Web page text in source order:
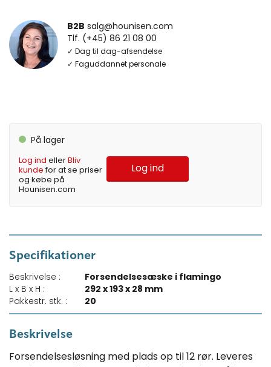
B2B salg@hounisen.com
Tlf. (+45) 86 21 08 00
✓ Dag til dag-afsendelse
✓ Faguddannet personale
På lager
Log ind ellerBliv
kundefor at se priser
og købe på
Hounisen.com
Log ind
Specifikationer
Beskrivelse :
Forsendelsesæske i flamingo
L x B x H :
292 x 193 x 28 mm
Pakkestr. stk. :
20
Beskrivelse
Forsendelsesløsning med plads op til 12 rør. Leveres